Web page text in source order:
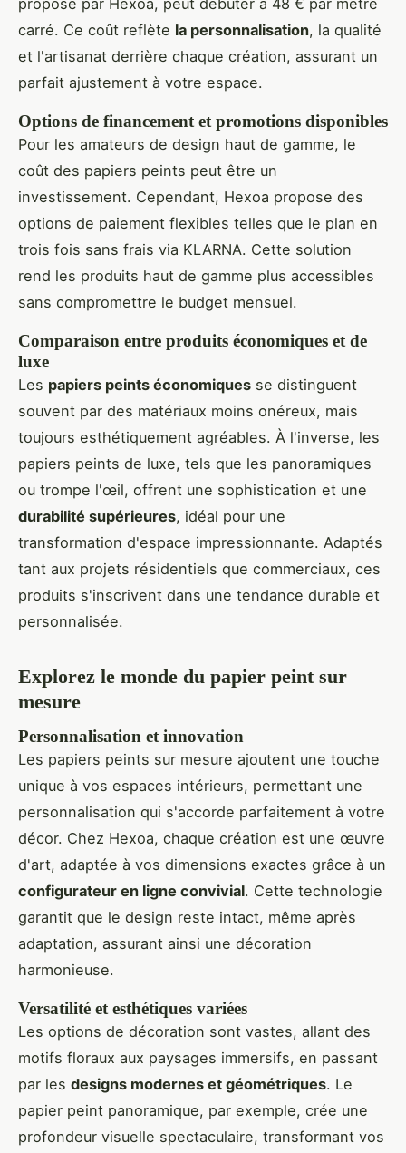
carré. Ce coût reflète la personnalisation, la qualité
et l'artisanat derrière chaque création, assurant un
parfait ajustement à votre espace.
Options de financement et promotions disponibles
Pour les amateurs de design haut de gamme, le
coût des papiers peints peut être un
investissement. Cependant, Hexoa propose des
options de paiement flexibles telles que le plan en
trois fois sans frais via KLARNA. Cette solution
rend les produits haut de gamme plus accessibles
sans compromettre le budget mensuel.
Comparaison entre produits économiques et de
luxe
Les papiers peints économiques se distinguent
souvent par des matériaux moins onéreux, mais
toujours esthétiquement agréables. À l'inverse, les
papiers peints de luxe, tels que les panoramiques
ou trompe l'œil, offrent une sophistication et une
durabilité supérieures, idéal pour une
transformation d'espace impressionnante. Adaptés
tant aux projets résidentiels que commerciaux, ces
produits s'inscrivent dans une tendance durable et
personnalisée.
Explorez le monde du papier peint sur
mesure
Personnalisation et innovation
Les papiers peints sur mesure ajoutent une touche
unique à vos espaces intérieurs, permettant une
personnalisation qui s'accorde parfaitement à votre
décor. Chez Hexoa, chaque création est une œuvre
d'art, adaptée à vos dimensions exactes grâce à un
configurateur en ligne convivial. Cette technologie
garantit que le design reste intact, même après
adaptation, assurant ainsi une décoration
harmonieuse.
Versatilité et esthétiques variées
Les options de décoration sont vastes, allant des
motifs floraux aux paysages immersifs, en passant
par les designs modernes et géométriques. Le
papier peint panoramique, par exemple, crée une
profondeur visuelle spectaculaire, transformant vos